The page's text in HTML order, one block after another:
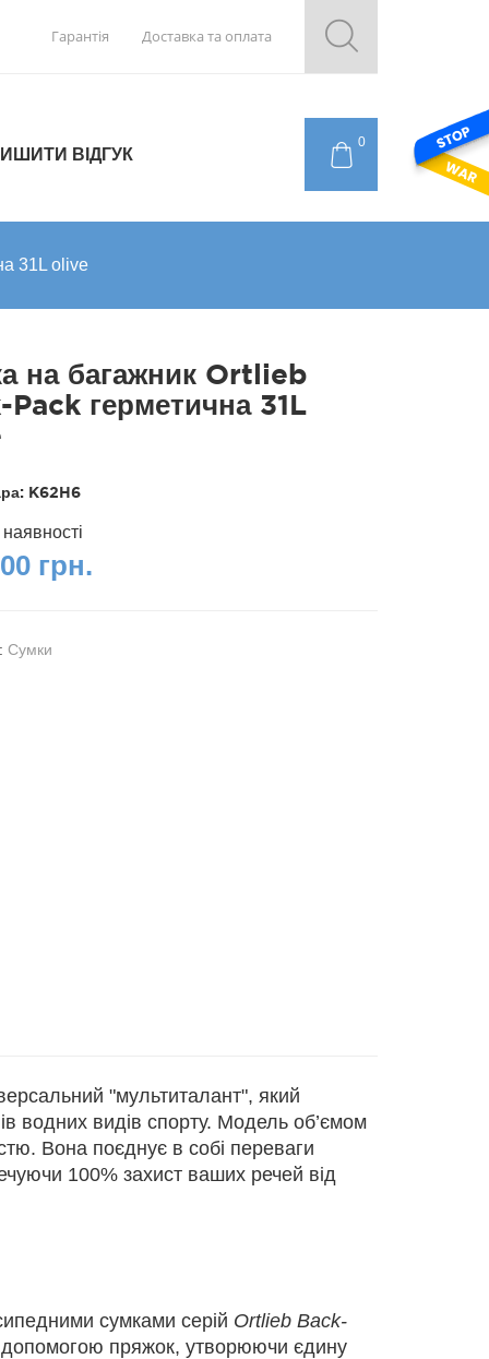
Гарантія Доставка та оплата
0
ВІДГУК
31L olive
на багажник Ortlieb
Pack герметична 31L
K62H6
грн.
Сумки
"мультиталант", який
водних видів спорту. Модель об’ємом
Вона поєднує в собі переваги
100% захист ваших речей від
сумками серій Ortlieb Back-
допомогою пряжок, утворюючи єдину